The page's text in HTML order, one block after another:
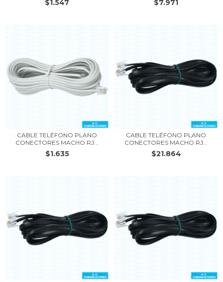
$1.547 $7.971
CABLE TELÉFONO PLANO
CONECTORES MACHO RJ...
$1.635
CABLE TELÉFONO PLANO
CONECTORES MACHO RJ...
$21.864